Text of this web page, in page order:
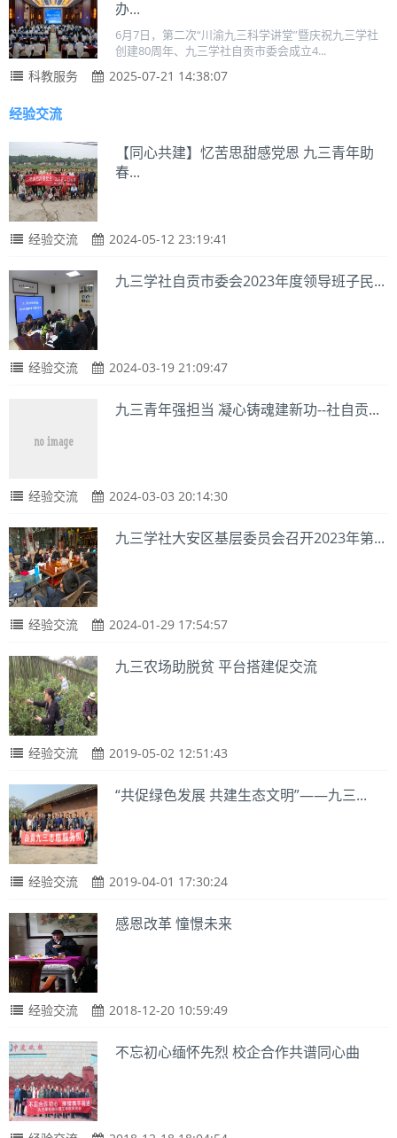
办...
6月7日，第二次“川渝九三科学讲堂”暨庆祝九三学社
创建80周年、九三学社自贡市委会成立4...
科教服务 2025-07-21 14:38:07
经验交流
【同心共建】忆苦思甜感党恩 九三青年助
春...
经验交流 2024-05-12 23:19:41
九三学社自贡市委会2023年度领导班子民...
经验交流 2024-03-19 21:09:47
九三青年强担当 凝心铸魂建新功--社自贡...
经验交流 2024-03-03 20:14:30
九三学社大安区基层委员会召开2023年第...
经验交流 2024-01-29 17:54:57
九三农场助脱贫 平台搭建促交流
经验交流 2019-05-02 12:51:43
“共促绿色发展 共建生态文明”——九三...
经验交流 2019-04-01 17:30:24
感恩改革 憧憬未来
经验交流 2018-12-20 10:59:49
不忘初心缅怀先烈 校企合作共谱同心曲